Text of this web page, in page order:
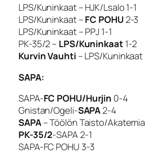
LPS/Kuninkaat – HJK/Lsalo 1-1
LPS/Kuninkaat –FC POHU 2-3
LPS/Kuninkaat – PPJ 1-1
PK-35/2 – LPS/Kuninkaat1-2
Kurvin Vauhti – LPS/
SAPA:
SAPA-FC POHU/Hurjin 0-4
Gnistan/Ogeli-SAPA2-4
SAPA– Töölön Taisto/
PK-35/2-SAPA 2-1
SAPA-FC POHU 3-3